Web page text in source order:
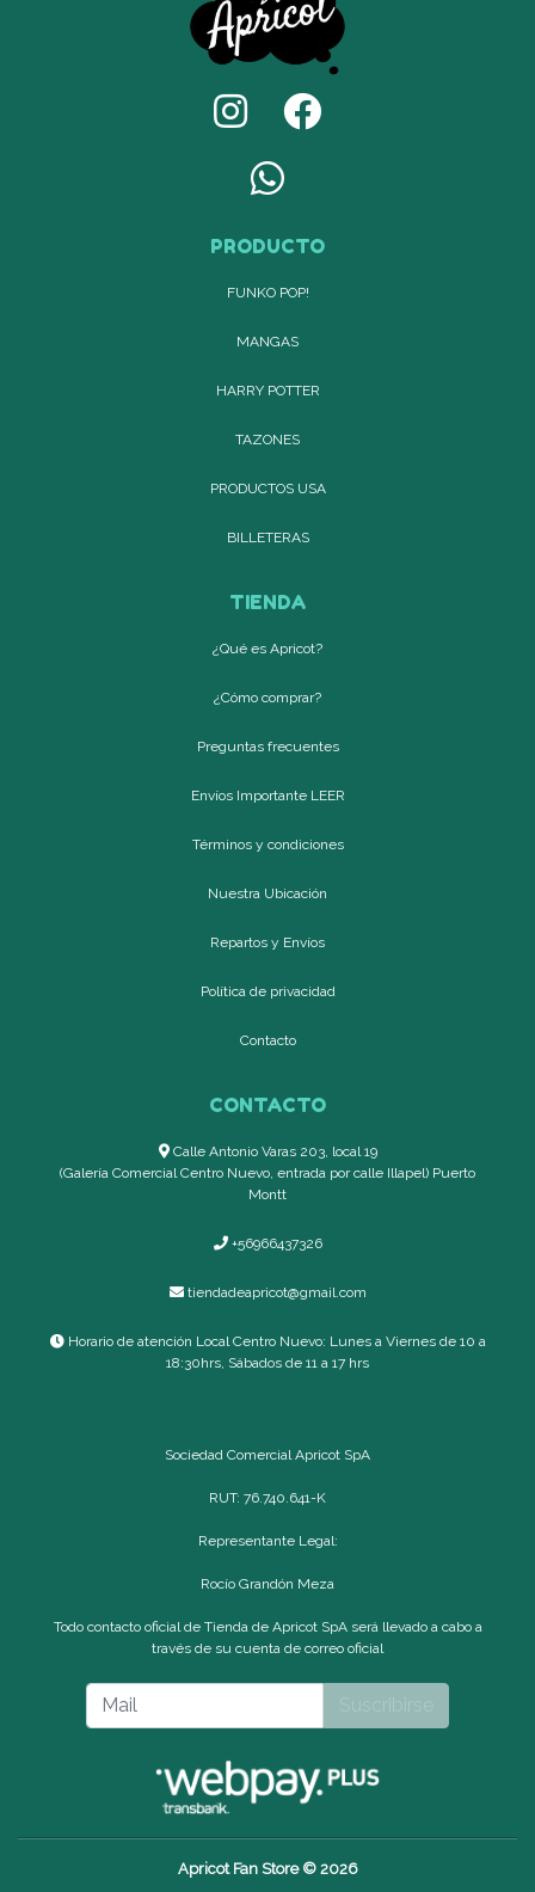
PRODUCTO
FUNKO POP!
MANGAS
HARRY POTTER
TAZONES
PRODUCTOS USA
BILLETERAS
TIENDA
¿Qué es Apricot?
¿Cómo comprar?
Preguntas frecuentes
Envíos Importante LEER
Términos y condiciones
Nuestra Ubicación
Repartos y Envíos
Política de privacidad
Contacto
CONTACTO
Calle Antonio Varas 203, local 19
(Galería Comercial Centro Nuevo, entrada por calle Illapel) Puerto
Montt
+56966437326
tiendadeapricot@gmail.com
Horario de atención Local Centro Nuevo: Lunes a Viernes de 10 a
18:30hrs, Sábados de 11 a 17 hrs
Sociedad Comercial Apricot SpA
RUT: 76.740.641-K
Representante Legal:
Rocío Grandón Meza
Todo contacto oficial de Tienda de Apricot SpA será llevado a cabo a
través de su cuenta de correo oficial
Apricot Fan Store © 2026